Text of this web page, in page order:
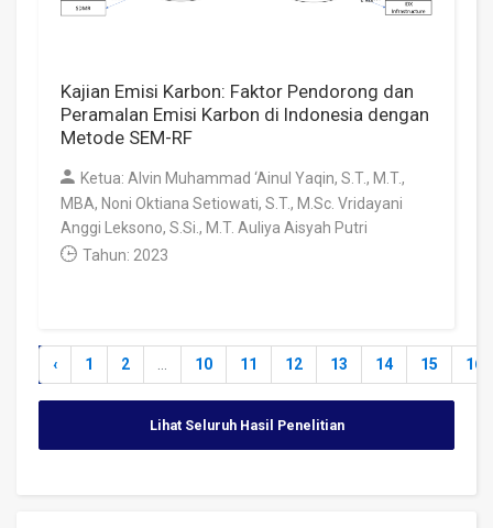
Kajian Emisi Karbon: Faktor Pendorong dan
Peramalan Emisi Karbon di Indonesia dengan
Metode SEM-RF
Ketua: Alvin Muhammad ‘Ainul Yaqin, S.T., M.T.,
MBA, Noni Oktiana Setiowati, S.T., M.Sc. Vridayani
Anggi Leksono, S.Si., M.T. Auliya Aisyah Putri
Tahun: 2023
‹ 1 2 10 11 12 13 14 15 16
Lihat Seluruh Hasil Penelitian